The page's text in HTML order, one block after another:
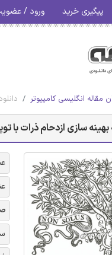
پیگیری خرید ورود /
مقاله انگلیسی کامپیوتر
بهینه سازی ازدحام ذرات با